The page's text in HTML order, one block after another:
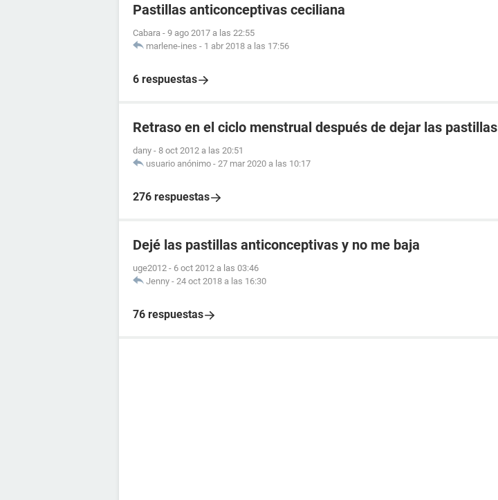
Pastillas anticonceptivas ceciliana
Cabara - 9 ago 2017 a las 22:55
marlene-ines - 1 abr 2018 a las 17:56
6 respuestas
Retraso en el ciclo menstrual después de dejar las pastillas
dany - 8 oct 2012 a las 20:51
usuario anónimo - 27 mar 2020 a las 10:17
276 respuestas
Dejé las pastillas anticonceptivas y no me baja
uge2012 - 6 oct 2012 a las 03:46
Jenny - 24 oct 2018 a las 16:30
76 respuestas